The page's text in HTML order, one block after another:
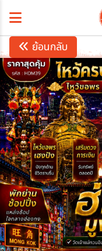
ย้อนกลับ